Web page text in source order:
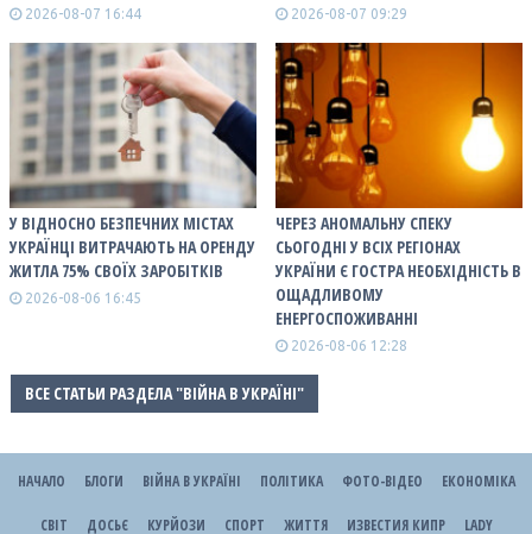
2026-08-07 16:44 2026-08-07 09:29
У ВІДНОСНО БЕЗПЕЧНИХ МІСТАХ
УКРАЇНЦІ ВИТРАЧАЮТЬ НА ОРЕНДУ
ЖИТЛА 75% СВОЇХ ЗАРОБІТКІВ
2026-08-06 16:45
ЧЕРЕЗ АНОМАЛЬНУ СПЕКУ
СЬОГОДНІ У ВСІХ РЕГІОНАХ
УКРАЇНИ Є ГОСТРА НЕОБХІДНІСТЬ В
ОЩАДЛИВОМУ
ЕНЕРГОСПОЖИВАННІ
2026-08-06 12:28
ВСЕ СТАТЬИ РАЗДЕЛА "ВІЙНА В УКРАЇНІ"
НАЧАЛО БЛОГИ ВІЙНА В УКРАЇНІ ПОЛІТИКА ФОТО-ВІДЕО ЕКОНОМІКА
СВІТ ДОСЬЄ КУРЙОЗИ СПОРТ ЖИТТЯ ИЗВЕСТИЯ КИПР LADY